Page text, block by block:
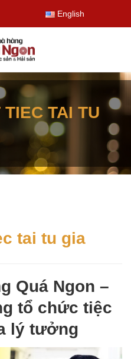
English
TAI TU
tai tu gia
Quá Ngon –
tổ chức tiệc
lý tưởng